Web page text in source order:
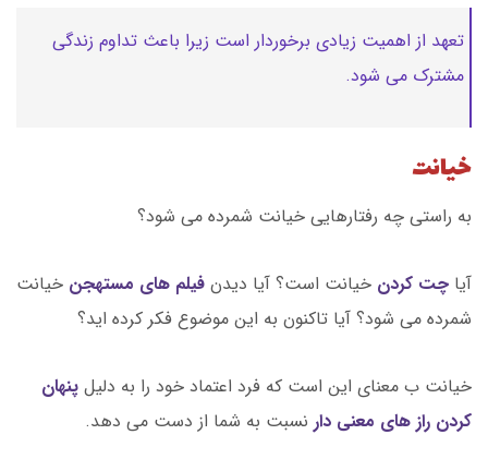
تعهد از اهمیت زیادی برخوردار است زیرا باعث تداوم زندگی
مشترک می شود.
خیانت
به راستی چه رفتارهایی خیانت شمرده می شود؟
آیا چت کردن خیانت است؟ آیا دیدن فیلم های مستهجن خیانت
شمرده می شود؟ آیا تاکنون به این موضوع فکر کرده اید؟
خیانت ب معنای این است که فرد اعتماد خود را به دلیل پنهان
کردن راز های معنی دار نسبت به شما از دست می دهد.